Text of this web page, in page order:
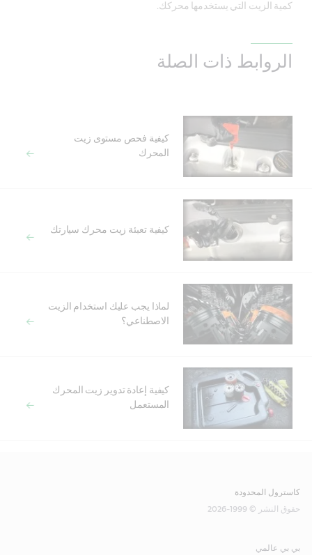
كمية الزيت التي يستخدمها محركك.
الروابط ذات الصلة
كيفية فحص مستوى زيت
المحرك
كيفية تعبئة زيت محرك سيارتك
لماذا يجب عليك استخدام الزيت
الاصطناعي؟
كيفية إعادة تدوير زيت المحرك
المستعمل
كاسترول المحدودة
حقوق النشر © 1999-2026
بي بي عالمي